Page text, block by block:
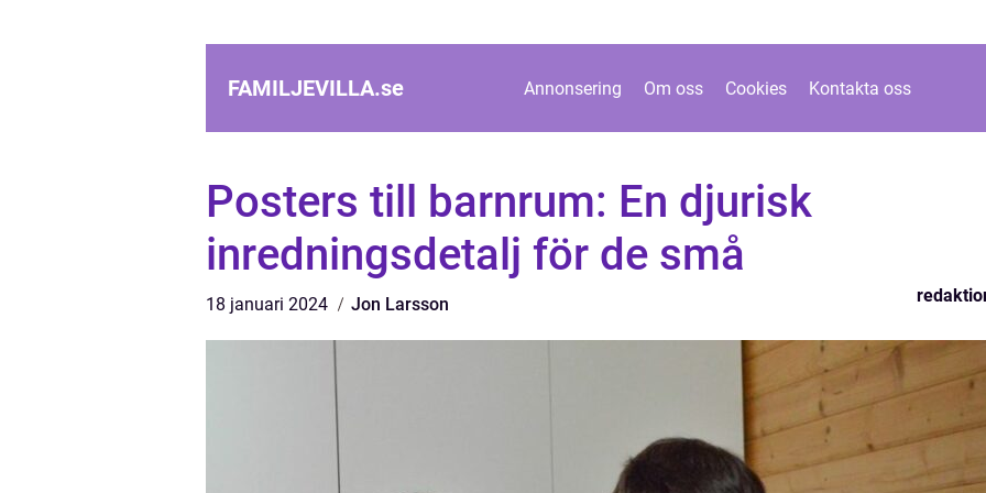
FAMILJEVILLA.se Annonsering Om oss Cookies Kontakta oss
Posters till barnrum: En djurisk
inredningsdetalj för de små
18 januari 2024 Jon Larsson